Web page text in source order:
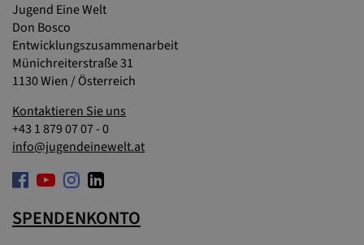
Jugend Eine Welt
Don Bosco
Entwicklungszusammenarbeit
Münichreiterstraße 31
1130 Wien / Österreich
Kontaktieren Sie uns
+43 1 879 07 07 - 0
info@jugendeinewelt.at
SPENDENKONTO